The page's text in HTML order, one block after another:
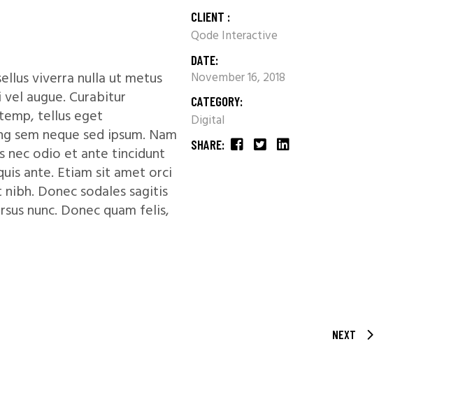
viverra nulla ut metus
augue. Curabitur
tellus eget
sem neque sed ipsum. Nam
nec odio et ante tincidunt
ante. Etiam sit amet orci
Donec sodales sagitis
nunc. Donec quam felis,
CLIENT :
Qode Interactive
DATE:
November 16, 2018
CATEGORY:
Digital
SHARE:
NEXT